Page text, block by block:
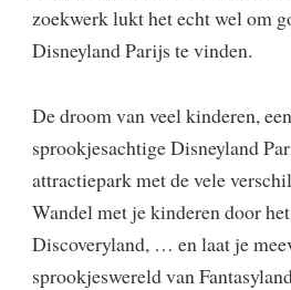
zoekwerk lukt het echt wel om
Disneyland Parijs te vinden.
De droom van veel kinderen,
sprookjesachtige Disneyland
attractiepark met de vele
Wandel met je kinderen door
Discoveryland, … en laat je
sprookjeswereld van